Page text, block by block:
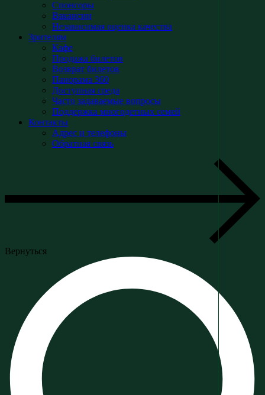
Спонсоры
Вакансии
Независимая оценка качества
Зрителям
Кафе
Продажа билетов
Возврат билетов
Панорама 360
Доступная среда
Часто задаваемые вопросы
Поддержка многодетных семей
Контакты
Адрес и телефоны
Обратная связь
Вернуться